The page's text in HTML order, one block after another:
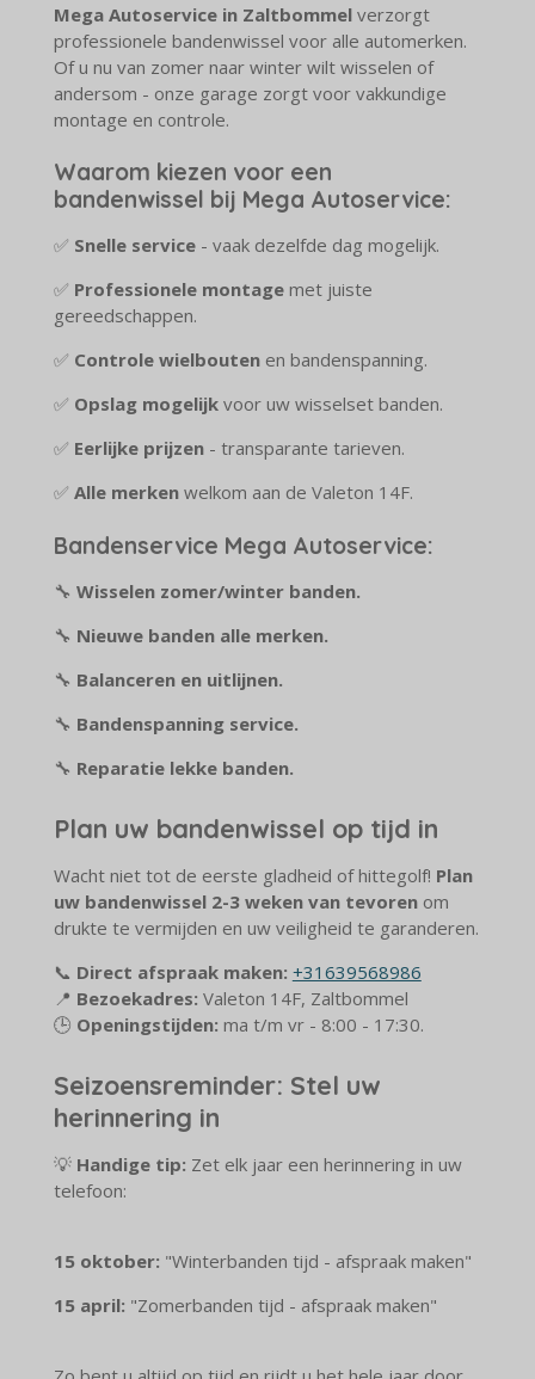
Mega Autoservice in Zaltbommelverzorgt
professionele bandenwissel voor alle automerken.
Of u nu van zomer naar winter wilt wisselen of
andersom - onze garage zorgt voor vakkundige
montage en controle.
Waarom kiezen voor een
bandenwissel bij Mega Autoservice:
✅ Snelle service- vaak dezelfde dag mogelijk.
✅ Professionele montagemet juiste
gereedschappen.
✅ Controle wielboutenen bandenspanning.
✅ Opslag mogelijkvoor uw wisselset banden.
✅ Eerlijke prijzen- transparante tarieven.
✅ Alle merkenwelkom aan de Valeton 14F.
Bandenservice Mega Autoservice:
🔧 Wisselen zomer/winter banden.
🔧 Nieuwe banden alle merken.
🔧 Balanceren en uitlijnen.
🔧 Bandenspanning service.
🔧 Reparatie lekke banden.
Plan uw bandenwissel op tijd in
Wacht niet tot de eerste gladheid of hittegolf! Plan
uw bandenwissel 2-3 weken van tevorenom
drukte te vermijden en uw veiligheid te garanderen.
📞 Direct afspraak maken: +31639568986
📍 Bezoekadres: Valeton 14F, Zaltbommel
🕒 Openingstijden: ma t/m vr - 8:00 - 17:30.
Seizoensreminder: Stel uw
herinnering in
💡 Handige tip: Zet elk jaar een herinnering in uw
telefoon:
15 oktober: "Winterbanden tijd - afspraak maken"
15 april: "Zomerbanden tijd - afspraak maken"